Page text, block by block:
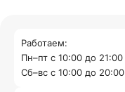
Работаем:
Пн–пт с 10:00 до 21:00
Cб–вс с 10:00 до 20:00